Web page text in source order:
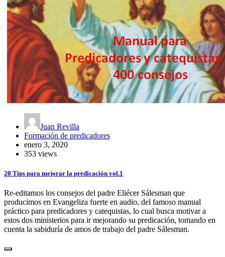
Juan Revilla
Formación de predicadores
enero 3, 2020
353 views
20 Tips para mejorar la predicación vol.1
Re-editamos los consejos del padre Eliécer Sálesman que
producimos en Evangeliza fuerte en audio, del famoso manual
práctico para predicadores y catequistas, lo cual busca motivar a
estos dos ministerios para ir mejorando su predicación, tomando en
cuenta la sabiduría de amos de trabajo del padre Sálesman.